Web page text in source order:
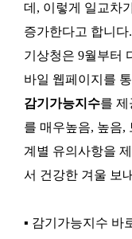
데, 이렇게 일교차
증가한다고 합니다.
기상청은 9월부터
바일 웹페이지를
감기가능지수를
를 매우높음, 높음,
계별 유의사항을
서 건강한 겨울 보
▪ 감기가능지수 바